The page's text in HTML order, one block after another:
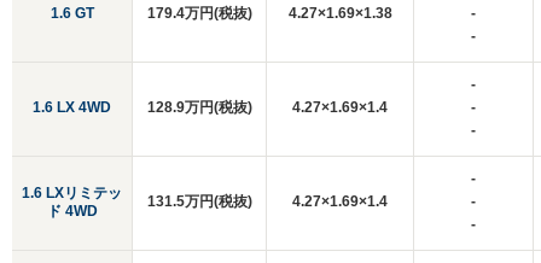
1.6 GT
1.6 LX 4WD
1.6 LXリミテッ
ド 4WD
179.4万円(税抜) 4.27×1.69×1.38
-
-
128.9万円(税抜) 4.27×1.69×1.4
-
-
-
131.5万円(税抜) 4.27×1.69×1.4
-
-
-